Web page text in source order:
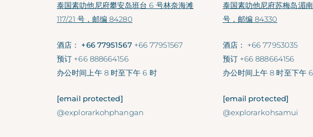
泰国素叻他尼府攀安岛班台 6 号林奈海滩
117/21 号，邮编 84280
酒店： +66 77951567 +66 77951567
预订 +66 888664156
办公时间上午 8 时至下午 6 时
[email protected]
@explorarkohphangan
泰国素叻他尼府苏梅岛湄
号，邮编 84330
酒店： +66 77953035
预订 +66 888664156
办公时间上午 8 时至下午
[email protected]
@explorarkohsamui